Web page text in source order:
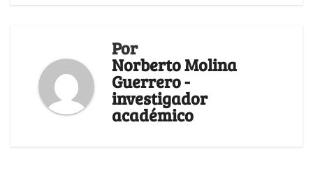
Por
Norberto Molina
Guerrero -
investigador
académico